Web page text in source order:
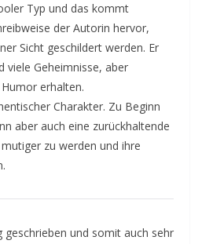
Typ und das kommt
der Autorin hervor,
Sicht geschildert werden. Er
viele Geheimnisse, aber
erhalten.
Charakter. Zu Beginn
aber auch eine zurückhaltende
zu werden und ihre
geschrieben und somit auch sehr